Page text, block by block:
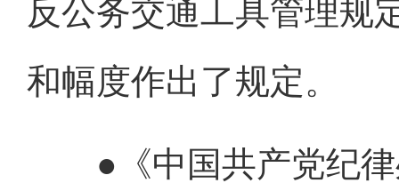
反公务交通工具管理规
和幅度作出了规定。
●《中国共产党纪